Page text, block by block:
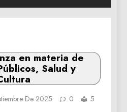
en materia de
Salud y
De 2025 0
5